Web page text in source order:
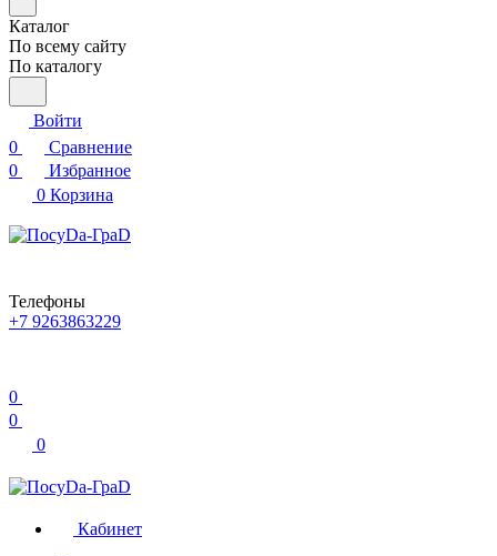
Каталог
По всему сайту
По каталогу
Войти
0
Сравнение
0
Избранное
0 Корзина
Телефоны
+7 9263863229
0
0
0
Кабинет